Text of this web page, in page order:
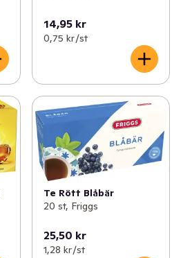
14,95 kr
0,75 kr /st
Te Rött Blåbär
20 st, Friggs
25,50 kr
1,28 kr /st